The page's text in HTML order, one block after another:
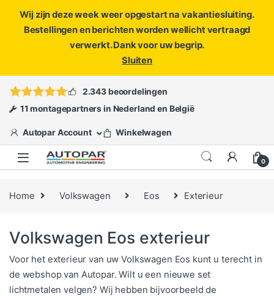
Wij zijn deze week weer opgestart na vakantiesluiting.
Bestellingen en berichten worden wellicht vertraagd
verwerkt. Dank voor uw begrip.
Sluiten
ofopen een ticket
2.343 beoordelingen
11 montagepartners in Nederland en België
Autopar Account Winkelwagen
0
Home Volkswagen Eos Exterieur
Volkswagen Eos exterieur
Voor het exterieur van uw Volkswagen Eos kunt u terecht in
de webshop van Autopar. Wilt u een nieuwe set
lichtmetalen velgen? Wij hebben bijvoorbeeld de